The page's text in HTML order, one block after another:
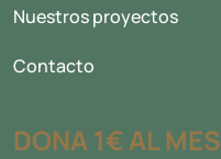
Nuestros proyectos
Contacto
DONA 1€ AL MES